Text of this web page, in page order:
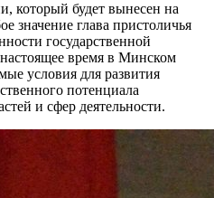
который будет вынесен на
значение глава пристоличья
государственной
время в Минском
условия для развития
потенциала
и сфер деятельности.